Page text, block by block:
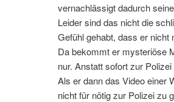
vernachlässigt dadurch
Leider sind das nicht die
Gefühl gehabt, dass er nicht
Da bekommt er mysteriöse
nur. Anstatt sofort zur
Als er dann das Video einer
nicht für nötig zur Polizei zu